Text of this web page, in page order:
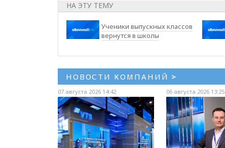
НА ЭТУ ТЕМУ
Ученики выпускных классов
вернутся в школы
НОВОСТИ КОМПАНИЙ >
07 августа 2026 14:42 06 августа 2026 13:25